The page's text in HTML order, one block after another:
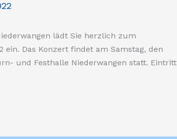
lädt Sie herzlich zum
ein. Das Konzert findet am Samstag, den
und Festhalle Niederwangen statt. Eintritt